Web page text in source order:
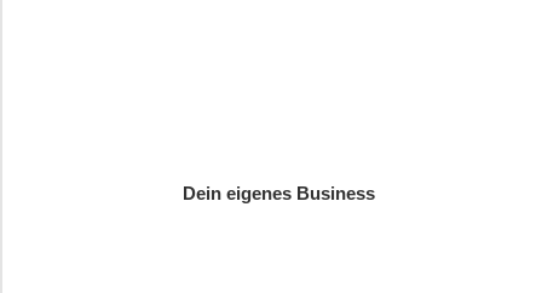
Dein eigenes Business